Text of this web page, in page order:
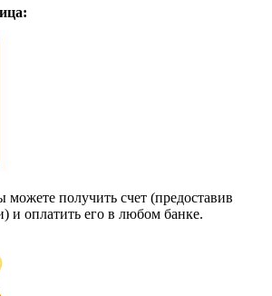
получить счет (предоставив
и оплатить его в любом банке.